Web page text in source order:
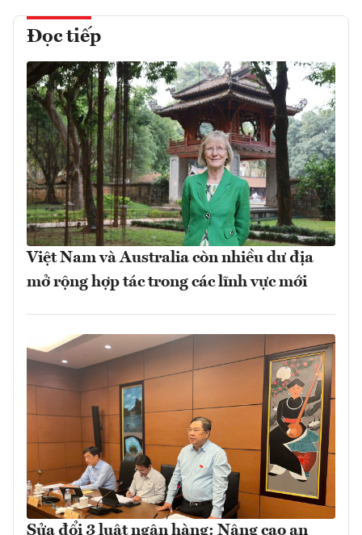
Đọc tiếp
Việt Nam và Australia còn nhiều dư địa
mở rộng hợp tác trong các lĩnh vực mới
Sửa đổi 3 luật ngân hàng: Nâng cao an